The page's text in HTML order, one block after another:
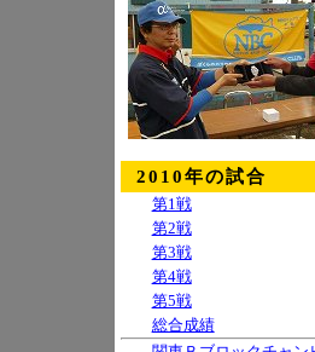
2010年の試合
第1戦
第2戦
第3戦
第4戦
第5戦
総合成績